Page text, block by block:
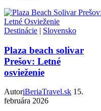
Destinácie | Slovensko
Plaza beach solivar
Prešov: Letné
osvieženie
AutoriBeriaTravel.sk 15.
februára 2026